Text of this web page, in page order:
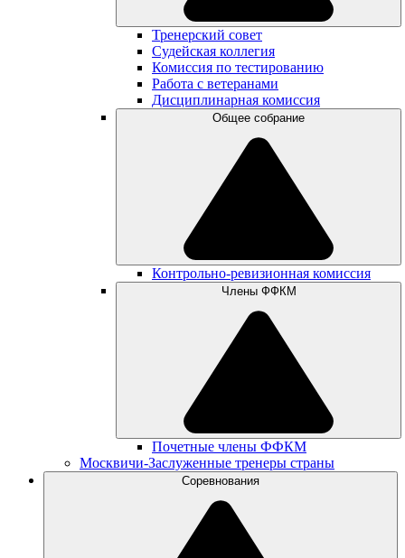
Тренерский совет
Судейская коллегия
Комиссия по тестированию
Работа с ветеранами
Дисциплинарная комиссия
Общее собрание
Контрольно-ревизионная комиссия
Члены ФФКМ
Почетные члены ФФКМ
Москвичи-Заслуженные тренеры страны
Соревнования